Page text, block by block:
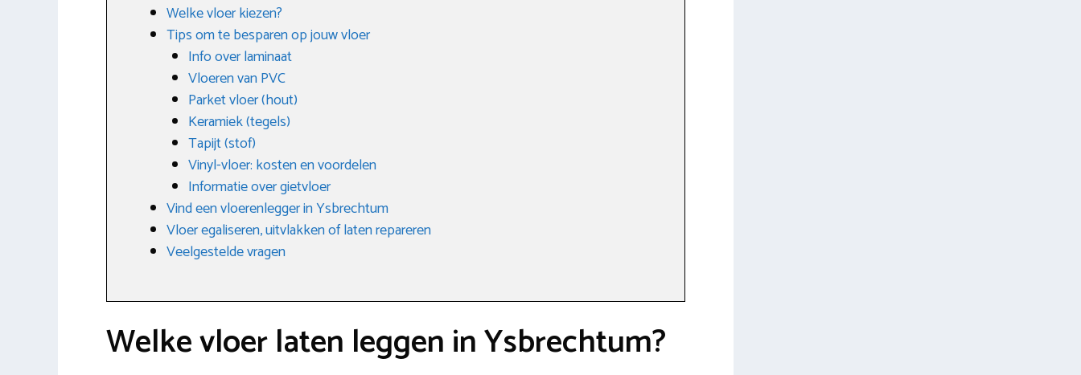
Welke vloer kiezen?
Tips om te besparen op jouw vloer
Info over laminaat
Vloeren van PVC
Parket vloer (hout)
Keramiek (tegels)
Tapijt (stof)
Vinyl-vloer: kosten en voordelen
Informatie over gietvloer
Vind een vloerenlegger in Ysbrechtum
Vloer egaliseren, uitvlakken of laten repareren
Veelgestelde vragen
Welke vloer laten leggen in Ysbrechtum?